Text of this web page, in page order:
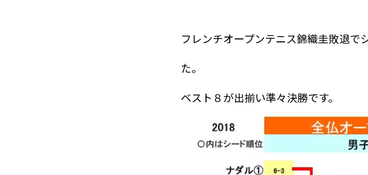
フレンチオープンテニス錦織圭敗退で
た。
ベスト８が出揃い準々決勝です。